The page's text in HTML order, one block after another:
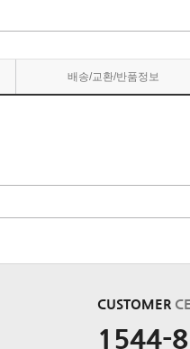
배송/교환/반품정보
CUSTOMER
1544-